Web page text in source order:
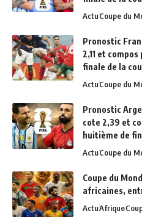
ActuCoupe du
Pronostic
2,11 et
finale de la
ActuCoupe du
Pronostic
cote 2,39 et
huitième de
ActuCoupe du
Coupe du
africaines,
ActuAfrique